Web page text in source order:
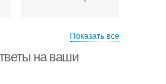
Показать все
на ваши